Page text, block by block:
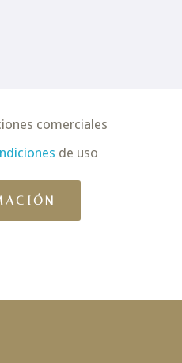
comerciales
de uso